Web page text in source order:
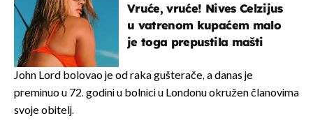
Vruće, vruće! Nives Celzijus
u vatrenom kupaćem malo
je toga prepustila mašti
John Lord bolovao je od raka gušterače, a danas je
preminuo u 72. godini u bolnici u Londonu okružen članovima
svoje obitelj.